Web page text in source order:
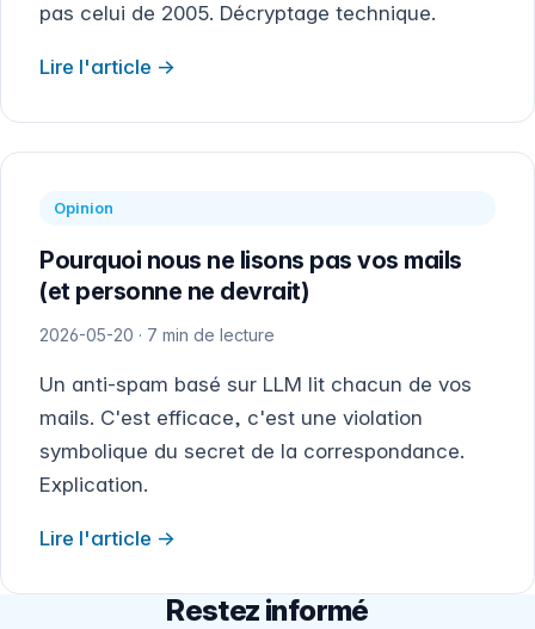
pas celui de 2005. Décryptage technique.
Lire l'article
Opinion
Pourquoi nous ne lisons pas vos mails
(et personne ne devrait)
2026-05-20 · 7 min de lecture
Un anti-spam basé sur LLM lit chacun de vos
mails. C'est efficace, c'est une violation
symbolique du secret de la correspondance.
Explication.
Lire l'article
Restez informé